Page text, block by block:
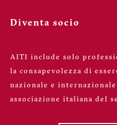
Diventa socio
AITI include solo
la consapevolezza di
nazionale e
associazione italiana del